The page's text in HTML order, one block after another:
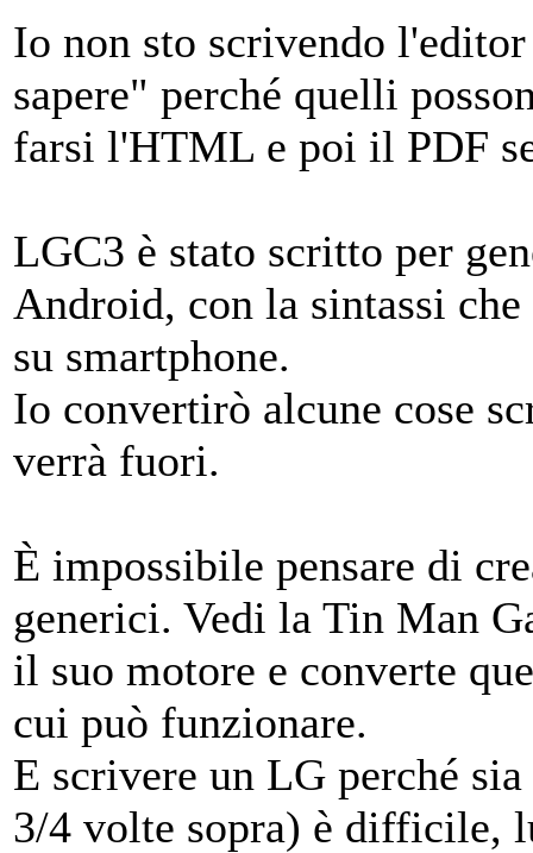
Io non sto scrivendo
sapere" perché quelli
farsi l'HTML e poi il PDF
LGC3 è stato scritto per
Android, con la sintassi
su smartphone.
Io convertirò alcune cose
verrà fuori.
È impossibile pensare di
generici. Vedi la Tin Man
il suo motore e converte
cui può funzionare.
E scrivere un LG perché
3/4 volte sopra) è difficile,